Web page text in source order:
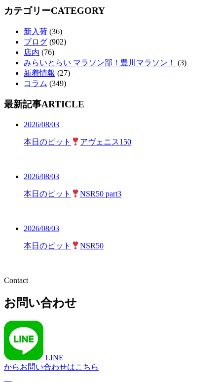
カテゴリーCATEGORY
新入荷 (36)
ブログ (902)
店内 (76)
みらいとらい マラソン部！豊川マラソン！
(3)
新着情報 (27)
コラム (349)
最新記事ARTICLE
2026/08/03
本日のピット アヴェニス150
2026/08/03
本日のピット NSR50 part3
2026/08/03
本日のピット NSR50
Contact
お問い合わせ
LINE
からお問い合わせはこちら